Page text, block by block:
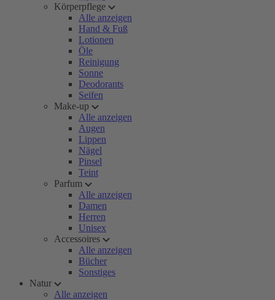
Körperpflege
Alle anzeigen
Hand & Fuß
Lotionen
Öle
Reinigung
Sonne
Deodorants
Seifen
Make-up
Alle anzeigen
Augen
Lippen
Nägel
Pinsel
Teint
Parfum
Alle anzeigen
Damen
Herren
Unisex
Accessoires
Alle anzeigen
Bücher
Sonstiges
Natur
Alle anzeigen